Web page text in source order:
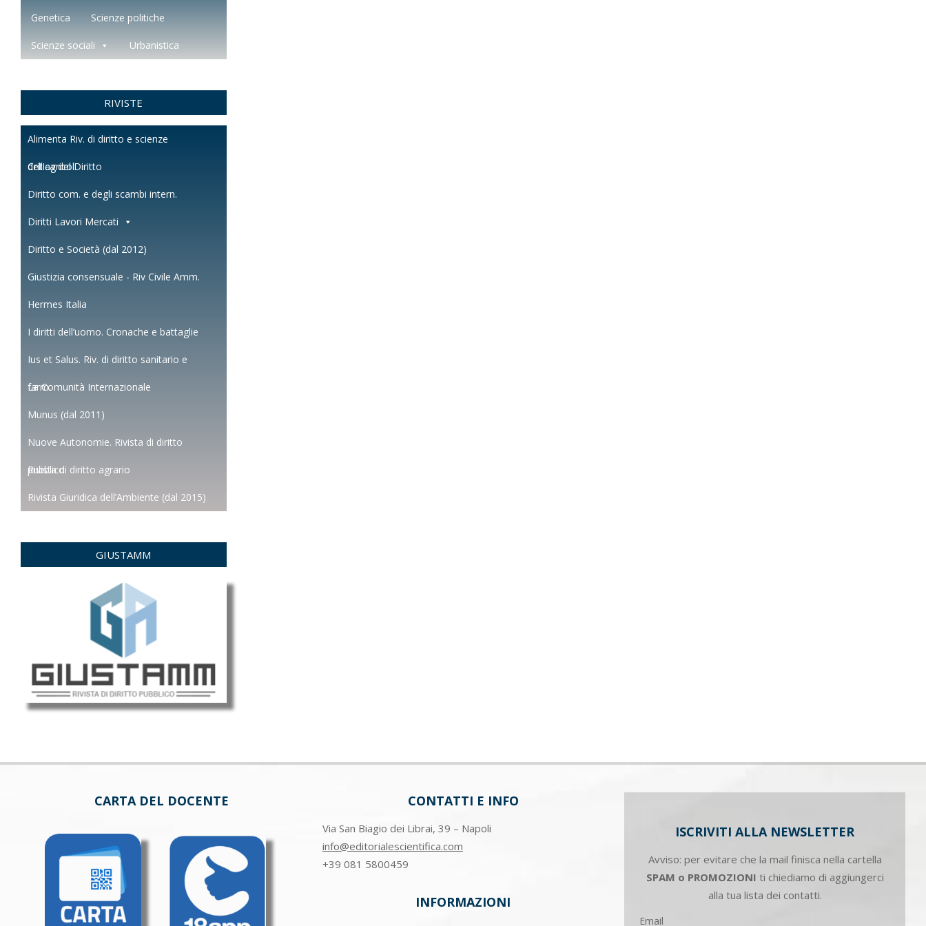
Genetica Scienze politiche
Scienze sociali Urbanistica
RIVISTE
Alimenta Riv. di diritto e scienze
dell'agricol.
Critica del Diritto
Diritto com. e degli scambi intern.
Diritti Lavori Mercati
Diritto e Società (dal 2012)
Giustizia consensuale - Riv Civile Amm.
Hermes Italia
I diritti dell’uomo. Cronache e battaglie
Ius et Salus. Riv. di diritto sanitario e
farm.
La Comunità Internazionale
Munus (dal 2011)
Nuove Autonomie. Rivista di diritto
pubblico
Rivista di diritto agrario
Rivista Giuridica dell’Ambiente (dal 2015)
GIUSTAMM
CARTA DEL DOCENTE CONTATTI E INFO
Via San Biagio dei Librai, 39 – Napoli
info@editorialescientifica.com
+39 081 5800459
INFORMAZIONI
ISCRIVITI ALLA NEWSLETTER
Avviso: per evitare che la mail finisca nella cartella
SPAM o PROMOZIONI ti chiediamo di aggiungerci
alla tua lista dei contatti.
Email